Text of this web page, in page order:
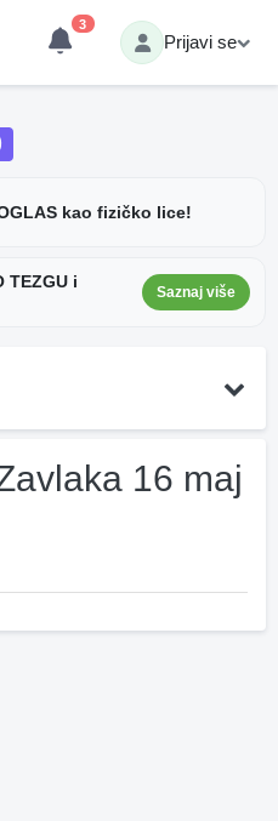
3
Prijavi se
kao fizičko lice!
TEZGU i
Saznaj više
16 maj